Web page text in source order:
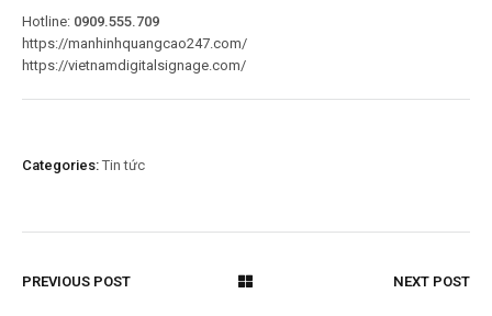
Hotline: 0909.555.709
https://manhinhquangcao247.com/
https://vietnamdigitalsignage.com/
Categories: Tin tức
PREVIOUS POST NEXT POST